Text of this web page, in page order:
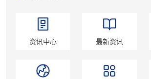
资讯中心 最新资讯